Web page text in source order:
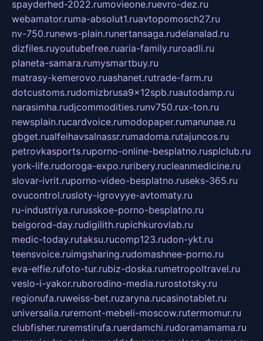
spayderhed-2022.rumovieone.ruevro-dez.ru
webamator.ruma-absolut1.ruavtopomosch27.ru
nv-750.runews-plain.runertansaga.rudelanalad.ru
dizfiles.ruyoutubefree.ruaria-family.ruroadli.ru
planeta-samara.rumysmartbuy.ru
matrasy-kemerovo.ruashanet.rutrade-farm.ru
dotcustoms.rudomizbrusa9x12spb.ruautodamp.ru
narasimha.rudjcommodities.runv750.rux-ton.ru
newsplain.rucardvoice.rumodopaper.rumanunae.ru
gbget.rualfeihavsalnassr.rumadoma.rutajuncos.ru
petrovkasports.ruporno-online-besplatno.rusplclub.ru
york-life.rudoroga-expo.ruribery.rucleanmedicine.ru
slovar-ivrit.ruporno-video-besplatno.ruseks-365.ru
ovucontrol.rusloty-igrovyye-avtomaty.ru
ru-industriya.rurusskoe-porno-besplatno.ru
belgorod-day.rudigilith.rupichkurovlab.ru
medic-today.rutaksu.rucomp123.rudon-ykt.ru
teensvoice.ruimgsharing.rudomashnee-porno.ru
eva-elfie.rufoto-tur.rubiz-doska.rumetropoltravel.ru
veslo-i-yakor.ruborodino-media.rurostotsky.ru
regionufa.ruweiss-bet.ruzaryna.rucasinotablet.ru
universalia.ruremont-mebeli-moscow.rutermomur.ru
clubfisher.ruremstirufa.ruerdamchi.rudoramamama.ru